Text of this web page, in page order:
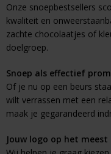
Onze snoepbestsellers
kwaliteit en
zachte chocolaatjes of
doelgroep.
Snoep als effectief
Of je nu op een beurs
wilt verrassen met een
maak je gegarandeerd
Jouw logo op het